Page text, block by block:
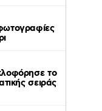
το
σειράς